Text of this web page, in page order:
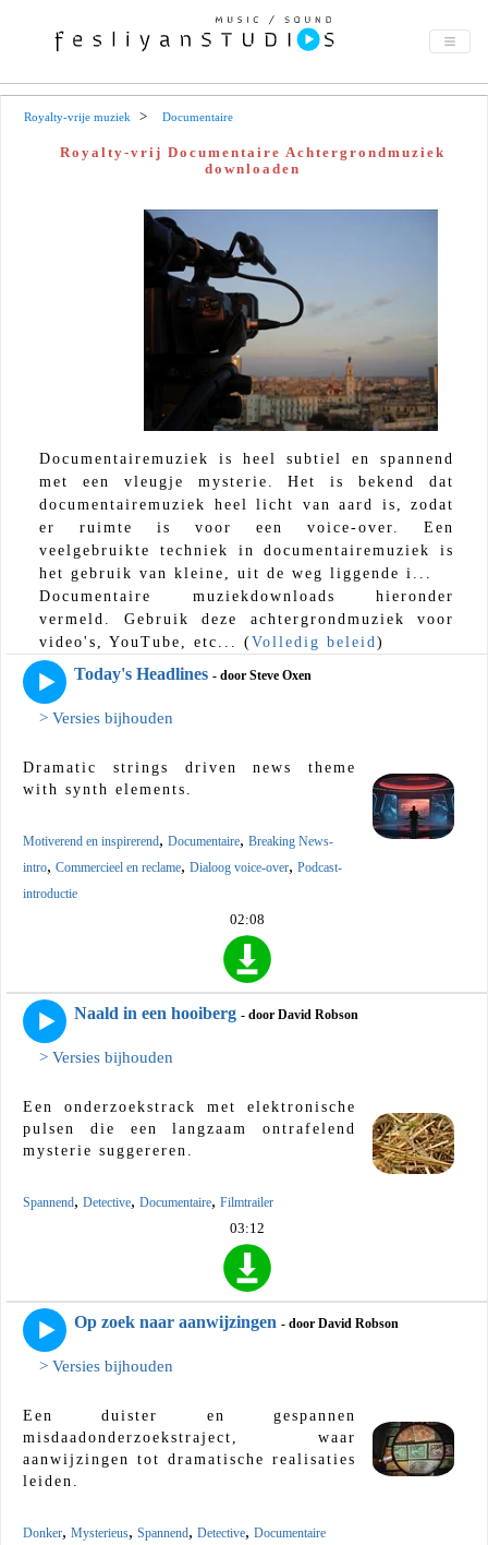
Royalty-vrije muziek Documentaire
Royalty-vrij Documentaire Achtergrondmuziek
downloaden
Documentairemuziek is heel subtiel en spannend
met een vleugje mysterie. Het is bekend dat
documentairemuziek heel licht van aard is, zodat
er ruimte is voor een voice-over. Een
veelgebruikte techniek in documentairemuziek is
het gebruik van kleine, uit de weg liggende i...
Documentaire muziekdownloads hieronder
vermeld. Gebruik deze achtergrondmuziek voor
video's, YouTube, etc... (Volledig beleid )
Today's Headlines - door Steve Oxen
> Versies bijhouden
Dramatic strings driven news theme
with synth elements.
Motiverend en inspirerend, Documentaire, Breaking News-
intro, Commercieel en reclame, Dialoog voice-over, Podcast-
introductie
02:08
Naald in een hooiberg - door David Robson
> Versies bijhouden
Een onderzoekstrack met elektronische
pulsen die een langzaam ontrafelend
mysterie suggereren.
Spannend, Detective, Documentaire, Filmtrailer
03:12
Op zoek naar aanwijzingen - door David Robson
> Versies bijhouden
Een duister en gespannen
misdaadonderzoekstraject, waar
aanwijzingen tot dramatische realisaties
leiden.
Donker, Mysterieus, Spannend, Detective, Documentaire